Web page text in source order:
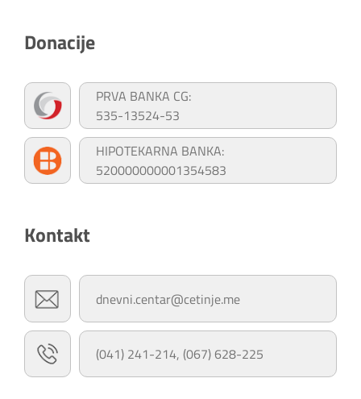
Donacije
PRVA BANKA CG:
535-13524-53
HIPOTEKARNA BANKA:
520000000001354583
Kontakt
dnevni.centar@cetinje.me
(041) 241-214, (067) 628-225